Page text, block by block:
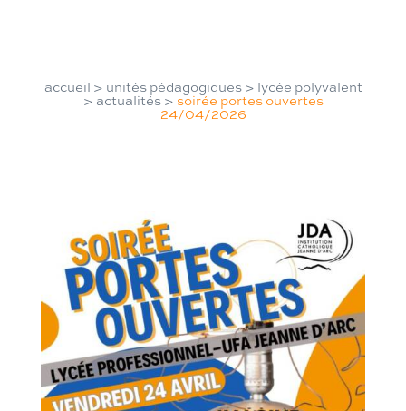
accueil > unités pédagogiques> lycée polyvalent
> actualités> soirée portes ouvertes
24/04/2026